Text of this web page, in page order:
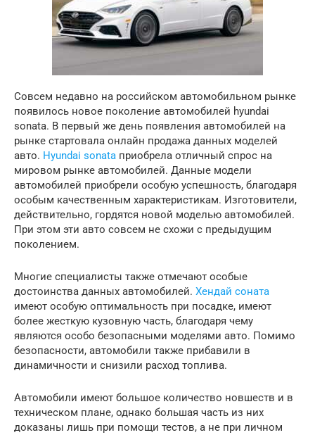
Совсем недавно на российском автомобильном рынке
появилось новое поколение автомобилей hyundai
sonata. В первый же день появления автомобилей на
рынке стартовала онлайн продажа данных моделей
авто. Hyundai sonata приобрела отличный спрос на
мировом рынке автомобилей. Данные модели
автомобилей приобрели особую успешность, благодаря
особым качественным характеристикам. Изготовители,
действительно, гордятся новой моделью автомобилей.
При этом эти авто совсем не схожи с предыдущим
поколением.
Многие специалисты также отмечают особые
достоинства данных автомобилей. Хендай соната
имеют особую оптимальность при посадке, имеют
более жесткую кузовную часть, благодаря чему
являются особо безопасными моделями авто. Помимо
безопасности, автомобили также прибавили в
динамичности и снизили расход топлива.
Автомобили имеют большое количество новшеств и в
техническом плане, однако большая часть из них
доказаны лишь при помощи тестов, а не при личном